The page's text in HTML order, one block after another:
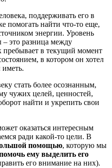
поддерживать его в
помогать найти что-то еще,
энергии. Уровень
– это разница между
пребывает в текущий момент
в котором он хотел
иметь.
стать более осознанным,
чужих целей, ценностей,
найти и укрепить свои
оказаться интересным
ради какой-то цели. В
помощью, которую мы
ему выделить его
его внимание на них).